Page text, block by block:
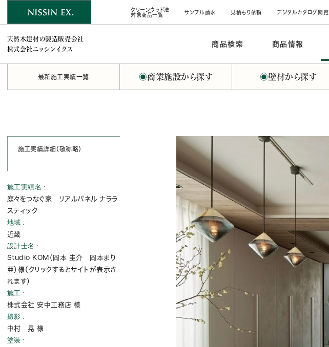
クリーンウッド法
対象商品一覧
サンプル請求 見積もり依頼 デジタルカタログ閲覧
天然木建材の製造販売会社
株式会社ニッシンイクス
商品検索 商品情報
最新施工実績一覧 ◉商業施設から探す ◉壁材から探す
施工実績詳細（敬称略）
施工実績名
庭々をつなぐ家 リアルパネル ナララ
スティック
地域
近畿
設計士名
Studio KOM（岡本 圭介 岡本まり
亜）様（クリックするとサイトが表示さ
れます）
施工
株式会社 安中工務店 様
撮影
中村 晃 様
塗装